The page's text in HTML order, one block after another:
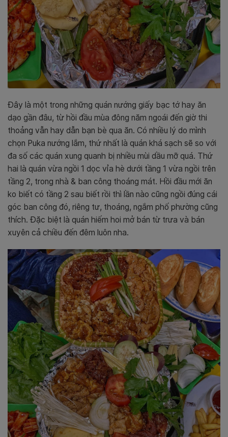
Đây là một trong những quán nướng giấy bạc tớ hay ăn
dạo gần đâu, từ hồi đầu mùa đông năm ngoái đến giờ thi
thoảng vẫn hay dẫn bạn bè qua ăn. Có nhiều lý do mình
chọn Puka nướng lắm, thứ nhất là quán khá sạch sẽ so với
đa số các quán xung quanh bị nhiều mùi dầu mỡ quá. Thứ
hai là quán vừa ngồi 1 dọc vỉa hè dưới tầng 1 vừa ngồi trên
tầng 2, trong nhà & ban công thoáng mát. Hồi đầu mới ăn
ko biết có tầng 2 sau biết rồi thì lần nào cũng ngồi đúng cái
góc ban công đó, riêng tư, thoáng, ngắm phố phường cũng
thích. Đặc biệt là quán hiếm hoi mở bán từ trưa và bán
xuyên cả chiều đến đêm luôn nha.